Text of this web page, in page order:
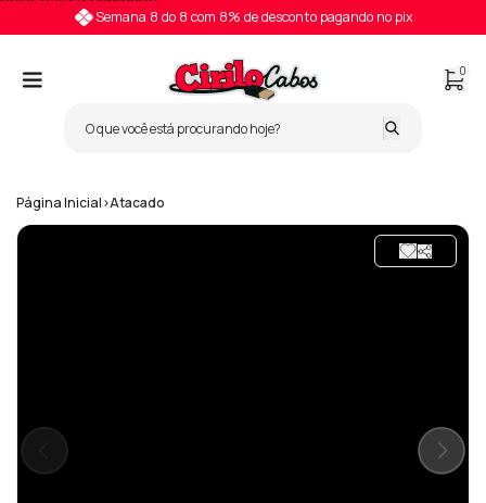
Semana 8 do 8 com 8% de desconto pagando no pix
0
Página Inicial>Atacado